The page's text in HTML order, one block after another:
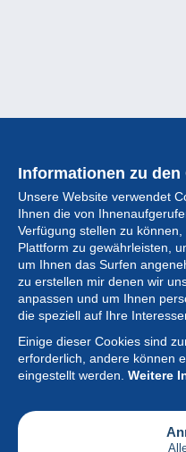
Informationen zu den
Unsere Website verwendet
Ihnen die von
Verfügung stellen zu
Plattform zu gewährleisten,
um Ihnen das Surfen
zu erstellen mir denen wir
anpassen und um Ihnen
die speziell auf Ihre
Einige dieser Cookies sind
erforderlich, andere können
eingestellt werden. Weitere
Sammlung
Neuigkeiten
Artikel
Gesellschaft